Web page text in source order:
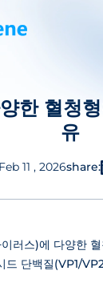
한 혈청형
유
Feb 11 , 2026share:
러스)에 다양한
드 단백질(VP1/